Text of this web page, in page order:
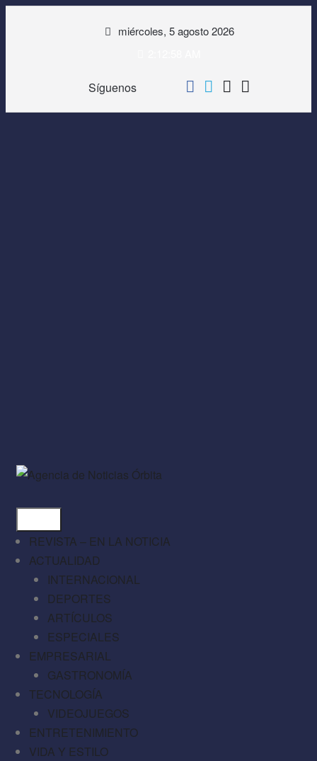
miércoles, 5 agosto 2026
Síguenos
REVISTA – EN LA NOTICIA
ACTUALIDAD
INTERNACIONAL
DEPORTES
ARTÍCULOS
ESPECIALES
EMPRESARIAL
GASTRONOMÍA
TECNOLOGÍA
VIDEOJUEGOS
ENTRETENIMIENTO
VIDA Y ESTILO